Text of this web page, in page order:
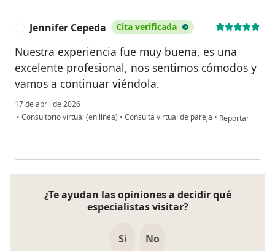
Jennifer Cepeda Cita verificada
Nuestra experiencia fue muy buena, es una
excelente profesional, nos sentimos cómodos y
vamos a continuar viéndola.
17 de abril de 2026
• Consultorio virtual (en línea) • Consulta virtual de pareja • en opinión del
Reportar
¿Te ayudan las opiniones a decidir qué
especialistas visitar?
Si No